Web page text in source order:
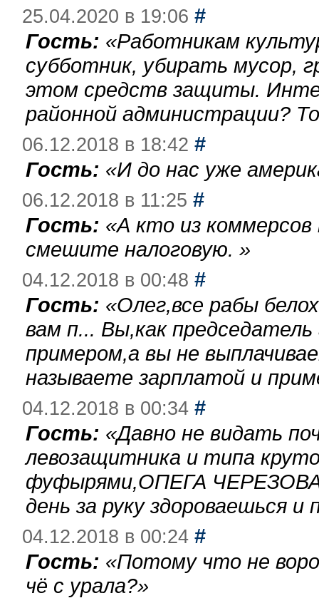
25.04.2020 в 19:06 #
Гость: «Работникам
субботник, убирать мусор,
этом средств защиты.
районной администрации?
06.12.2018 в 18:42 #
Гость: «И до нас уже
06.12.2018 в 11:25 #
Гость: «А кто из
смешите налоговую. »
04.12.2018 в 00:48 #
Гость: «Олег,все рабы
вам п... Вы,как
примером,а вы не
называете зарплатой и
04.12.2018 в 00:34 #
Гость: «Давно не видать
левозащитника и типа
фуфырями,ОПЕГА
день за руку здороваешься
04.12.2018 в 00:24 #
Гость: «Потому что не
чё с урала?»